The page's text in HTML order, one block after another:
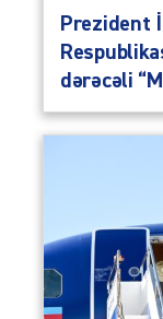
Prezident
dərəcəli